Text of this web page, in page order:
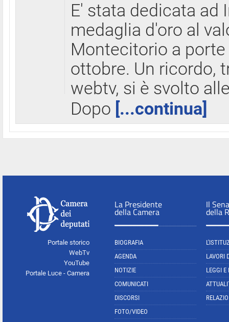
E' stata dedicata ad
medaglia d'oro al
Montecitorio a
ottobre. Un ricordo,
webtv, si è svolto
Dopo [...continua]
Portale storico
WebTv
YouTube
Portale Luce - Camera
La Presidente
della Camera
BIOGRAFIA
AGENDA
NOTIZIE
COMUNICATI
DISCORSI
FOTO/VIDEO
Il
della
LAVORI
LEGGI E